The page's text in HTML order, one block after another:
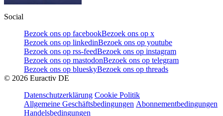
Social
Bezoek ons op facebookBezoek ons op x
Bezoek ons op linkedinBezoek ons op youtube
Bezoek ons op rss-feedBezoek ons op instagram
Bezoek ons op mastodonBezoek ons op telegram
Bezoek ons op blueskyBezoek ons op threads
© 2026 Euractiv DE
Datenschutzerklärung Cookie Politik
Allgemeine Geschäftsbedingungen Abonnementbedingungen
Handelsbedingungen